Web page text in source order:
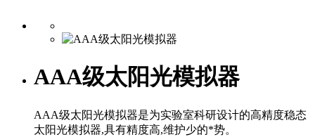
AAA级太阳光模拟器
AAA级太阳光模拟器是为实验室科研设计的高精度稳态
太阳光模拟器,具有精度高,维护少的*势。